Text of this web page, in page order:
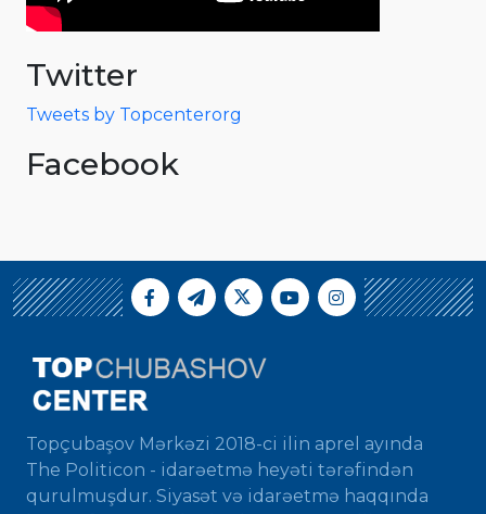
Twitter
Tweets by Topcenterorg
Facebook
Topçubaşov Mərkəzi 2018-ci ilin aprel ayında
The Politicon - idarəetmə heyəti tərəfindən
qurulmuşdur. Siyasət və idarəetmə haqqında